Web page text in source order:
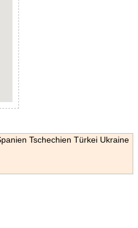
Tschechien Türkei Ukraine